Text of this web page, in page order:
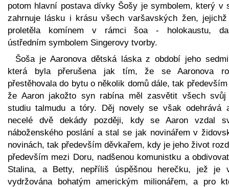
potom hlavní postava dívky Šošy je symbolem, který v
zahrnuje lásku i krásu všech varšavských žen,
proletěla komínem v rámci šoa - holokaustu,
ústředním symbolem Singerovy tvorby.
Šoša je Aaronova dětská láska z období jeho
která byla přerušena jak tím, že se Aaronova
přestěhovala do bytu o několik domů dále, tak
že Aaron jakožto syn rabína měl zasvětit všech
studiu talmudu a tóry. Děj novely se však odehrává
necelé dvě dekády později, kdy se Aaron vzdal
náboženského poslání a stal se jak novinářem v
novinách, tak především děvkařem, kdy je jeho život
především mezi Doru, nadšenou komunistku a
Stalina, a Betty, nepříliš úspěšnou herečku, jež je
vydržována bohatým americkým milionářem, a pro